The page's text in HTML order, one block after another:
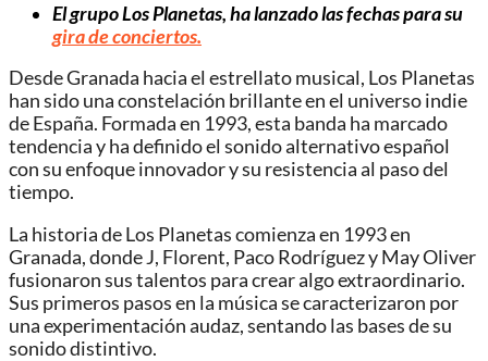
El grupo Los Planetas, ha lanzado las fechas para su
gira de conciertos.
Desde Granada hacia el estrellato musical, Los Planetas
han sido una constelación brillante en el universo indie
de España. Formada en 1993, esta banda ha marcado
tendencia y ha definido el sonido alternativo español
con su enfoque innovador y su resistencia al paso del
tiempo.
La historia de Los Planetas comienza en 1993 en
Granada, donde J, Florent, Paco Rodríguez y May Oliver
fusionaron sus talentos para crear algo extraordinario.
Sus primeros pasos en la música se caracterizaron por
una experimentación audaz, sentando las bases de su
sonido distintivo.